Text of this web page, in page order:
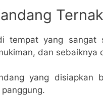
tempat yang
dan sebaiknya
yang disiapkan